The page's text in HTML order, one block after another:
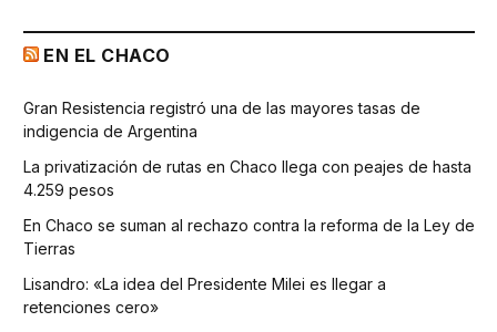
EN EL CHACO
Gran Resistencia registró una de las mayores tasas de
indigencia de Argentina
La privatización de rutas en Chaco llega con peajes de hasta
4.259 pesos
En Chaco se suman al rechazo contra la reforma de la Ley de
Tierras
Lisandro: «La idea del Presidente Milei es llegar a
retenciones cero»